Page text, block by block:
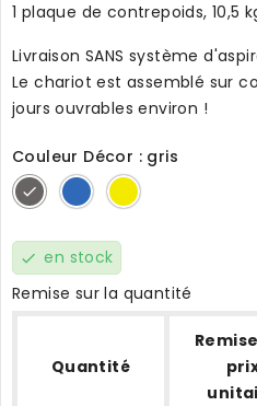
1 plaque de contrepoids, 10,5
Livraison SANS système
Le chariot est assemblé sur
jours ouvrables environ !
Couleur Décor : gris
gris
bleu jaune
check en stock
Remise sur la quantité
Quantité